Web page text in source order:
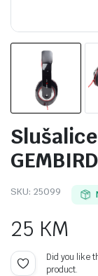
SKU: 25099
25 KM
Did you like
product.